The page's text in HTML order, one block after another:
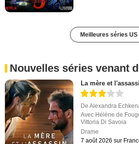
Meilleures séries US
Nouvelles séries venant
La mère et
DeAlexandra
Avec Hélène de
Vittoria Di Savoia
Drame
7 août 2026 sur